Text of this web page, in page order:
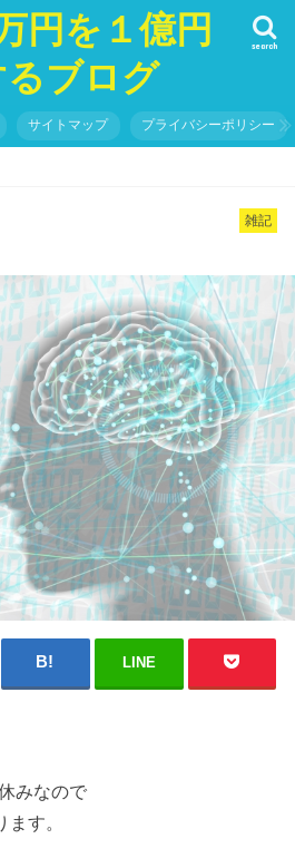
円を１億円
るブログ
search
サイトマップ プライバシーポリシー
雑記
LINE
みなので
す。